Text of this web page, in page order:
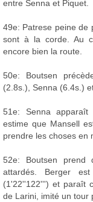
entre Senna et Piquet.
49e: Patrese peine de
sont à la corde. Au
encore bien la route.
50e: Boutsen
(2.8s.), Senna (6.4s.)
51e: Senna
estime que Mansell
prendre les choses en
52e: Boutsen prend
attardés. Berger
(1'22''122''') et paraît
de Larini, imité un tour